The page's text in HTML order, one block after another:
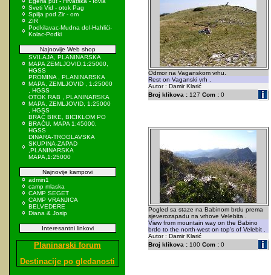
Sveti Vid - otok Pag
Spilja pod Zir - om
ZIR
Podkilavac-Mudna dol-Hahlići-
Kolac-Podki
Najnovije Web shop
SVILAJA, PLANINARSKA
MAPA ZEMLJOVID,1:25000,
HGSS
PROMINA , PLANINARSKA
MAPA, ZEMLJOVID , 1:25000
, HGSS
OTOK RAB , PLANINARSKA
MAPA, ZEMLJOVID, 1:25000
, HGSS
BRAČ BIKE, BICIKLOM PO
BRAČU, MAPA 1:45000,
HGSS
DINARA-TROGLAVSKA
SKUPINA-ZAPAD
,PLANINARSKA
MAPA,1:25000
Najnovije kampovi
admin1
camp mlaska
CAMP SEGET
CAMP VRANJICA
BELVEDERE
Diana & Josip
Interesantni linkovi
Planinarski forum
Destinacije po gledanosti
Odmor na Vaganskom vrhu.
Rest on Vaganski vrh .
Autor : Damir Klarić
Broj klikova :127 Com :0
Pogled sa staze na Babinom brdu prema
sjeverozapadu na vrhove Velebita .
View from mountain way on the Babino
brdo to the north-west on top's of Velebit .
Autor : Damir Klarić
Broj klikova :100 Com :0